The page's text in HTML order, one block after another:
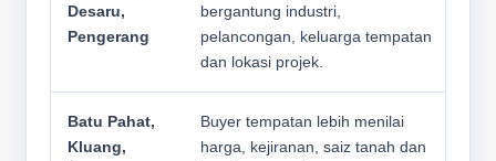
Desaru,
Pengerang
bergantung industri,
pelancongan, keluarga tempatan
dan lokasi projek.
Batu Pahat,
Kluang,
Buyer tempatan lebih menilai
harga, kejiranan, saiz tanah dan